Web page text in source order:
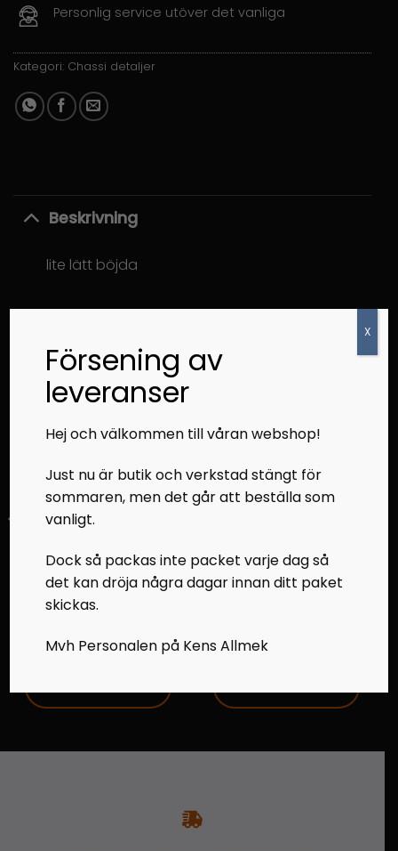
Personlig service utöver det vanliga
Kategori: Chassi detaljer
Beskrivning
lite lätt böjda
Hållare Mätarhus XF
8000 -15
Chassi detalj 800RR -15
Försening av
leveranser
Hej och välkommen till våran webshop!
Just nu är butik och verkstad stängt för
sommaren, men det går att beställa som
vanligt.
Dock så packas inte packet varje dag så
det kan dröja några dagar innan ditt paket
skickas.
Mvh Personalen på Kens Allmek
X